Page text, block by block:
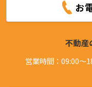
お
営業時間：09:00～